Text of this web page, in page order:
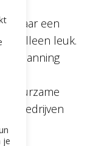
naar een
alleen leuk.
duurzame
bedrijven
je